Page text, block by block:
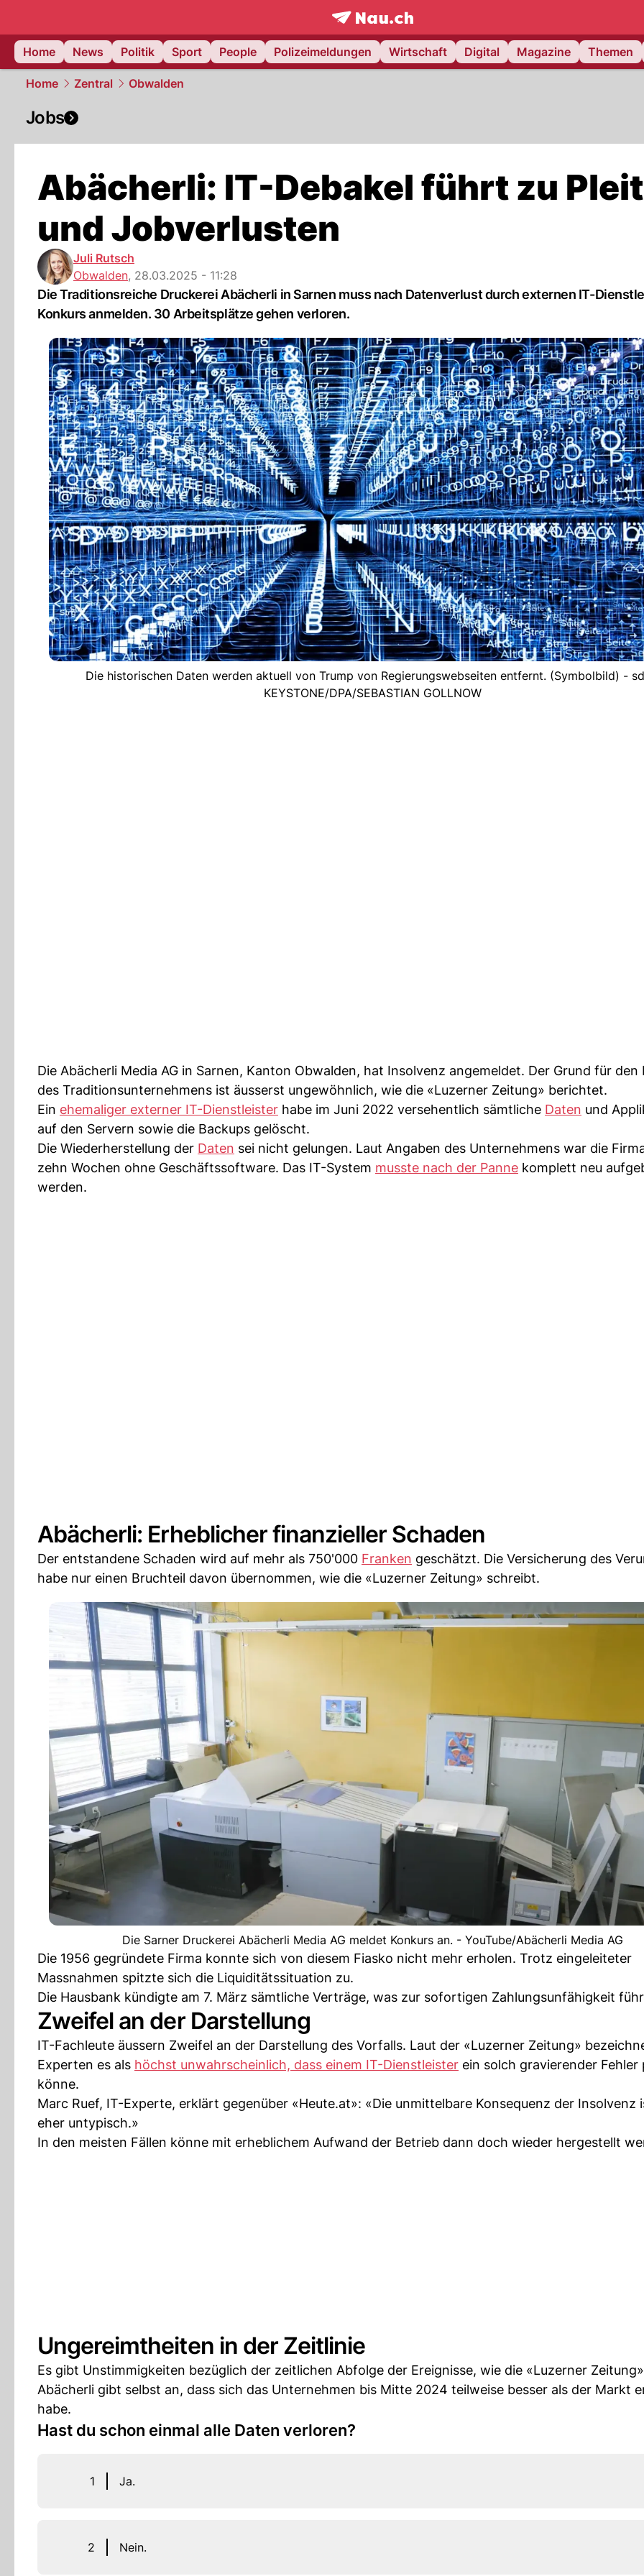
frontpage.NAU.ch
Home
News Politik Sport People Polizeimeldungen Wirtschaft Digital Magazine Themen
Home Zentral Obwalden
Jobs
Abächerli: IT-Debakel führt zu
und Jobverlusten
Juli Rutsch
Obwalden, 28.03.2025 - 11:28
Die Traditionsreiche Druckerei Abächerli in Sarnen muss nach Datenverlust durch externen IT-
Konkurs anmelden. 30 Arbeitsplätze gehen verloren.
Die historischen Daten werden aktuell von Trump von Regierungswebseiten entfernt. (Symbolbild) -
KEYSTONE/DPA/SEBASTIAN GOLLNOW
Die Abächerli Media AG in Sarnen, Kanton Obwalden, hat Insolvenz angemeldet. Der Grund für den
des Traditionsunternehmens ist äusserst ungewöhnlich, wie die «Luzerner Zeitung» berichtet.
Ein ehemaliger externer IT-Dienstleister habe im Juni 2022 versehentlich sämtliche Daten und
auf den Servern sowie die Backups gelöscht.
Die Wiederherstellung der Daten sei nicht gelungen. Laut Angaben des Unternehmens war die
zehn Wochen ohne Geschäftssoftware. Das IT-System musste nach der Panne komplett neu
werden.
Abächerli: Erheblicher finanzieller Schaden
Der entstandene Schaden wird auf mehr als 750'000 Franken geschätzt. Die Versicherung des
habe nur einen Bruchteil davon übernommen, wie die «Luzerner Zeitung» schreibt.
Die Sarner Druckerei Abächerli Media AG meldet Konkurs an. - YouTube/Abächerli Media AG
Die 1956 gegründete Firma konnte sich von diesem Fiasko nicht mehr erholen. Trotz eingeleiteter
Massnahmen spitzte sich die Liquiditätssituation zu.
Die Hausbank kündigte am 7. März sämtliche Verträge, was zur sofortigen Zahlungsunfähigkeit
Zweifel an der Darstellung
IT-Fachleute äussern Zweifel an der Darstellung des Vorfalls. Laut der «Luzerner Zeitung»
Experten es als höchst unwahrscheinlich, dass einem IT-Dienstleister ein solch gravierender Fehler
könne.
Marc Ruef, IT-Experte, erklärt gegenüber «Heute.at»: «Die unmittelbare Konsequenz der Insolvenz
eher untypisch.»
In den meisten Fällen könne mit erheblichem Aufwand der Betrieb dann doch wieder hergestellt
Ungereimtheiten in der Zeitlinie
Es gibt Unstimmigkeiten bezüglich der zeitlichen Abfolge der Ereignisse, wie die «Luzerner
Abächerli gibt selbst an, dass sich das Unternehmen bis Mitte 2024 teilweise besser als der Markt
habe.
Hast du schon einmal alle Daten verloren?
1 Ja.
2 Nein.